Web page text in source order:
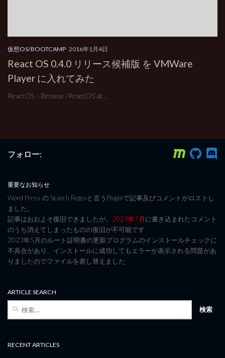
仮想OS/BOOTCAMP 2016年1月4日
React OS 0.4.0 リリース候補版 を VMWare
Player に入れてみた
ReactOS – Browse /ReactOS at...
フォロー:
重要なお知らせ
Word Press の Search Regexと言うPluginで記事及びコメントがロストし
ました。
記事はおおよそ復旧できましたが、 2023年7月に書き込まれたコメント
のうち消えてしまったものの復旧が不可能です
2023年5月のルート証明書の更新プログラムのインストールチェックに
不具合があり、インストールに成功してもエラーが表示される問題があ
りましたのでファイルを差し替えました
ARTICLE SEARCH
RECENT ARTICLES